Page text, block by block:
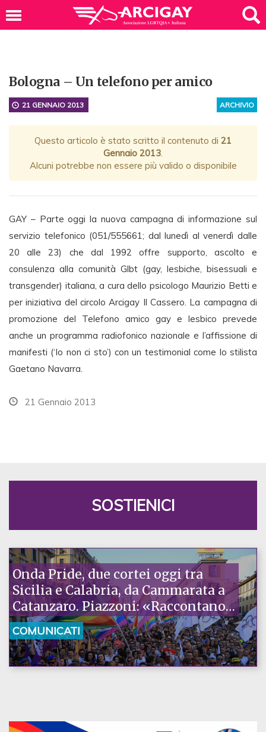
Bologna – Un telefono per amico
ARCHIVIO
21 GENNAIO 2013
Questo articolo è stato scritto il contenuto di 21
Gennaio 2013.
Alcuni potrebbe non essere più valido o disponibile
GAY – Parte oggi la nuova campagna di informazione sul
servizio telefonico (051/555661; dal lunedì al venerdì dalle
20 alle 23) che dal 1992 offre supporto, ascolto e
consulenza alla comunità Glbt (gay, lesbiche, bisessuali e
transgender) italiana, a cura dello psicologo Maurizio Betti e
per iniziativa del circolo Arcigay Il Cassero. La campagna di
promozione del Telefono amico gay e lesbico prevede
anche un programma radiofonico nazionale e l’affissione di
manifesti (‘Io non ci sto’) con un testimonial come lo stilista
Gaetano Navarra.
21 Gennaio 2013
SOSTIENICI
Onda Pride, due cortei oggi tra
Sicilia e Calabria, da Cammarata a
Catanzaro. Piazzoni: «Raccontano
la nostra ostinazione»
COMUNICATI